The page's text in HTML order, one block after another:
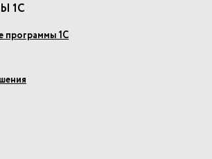
1С
программы 1С